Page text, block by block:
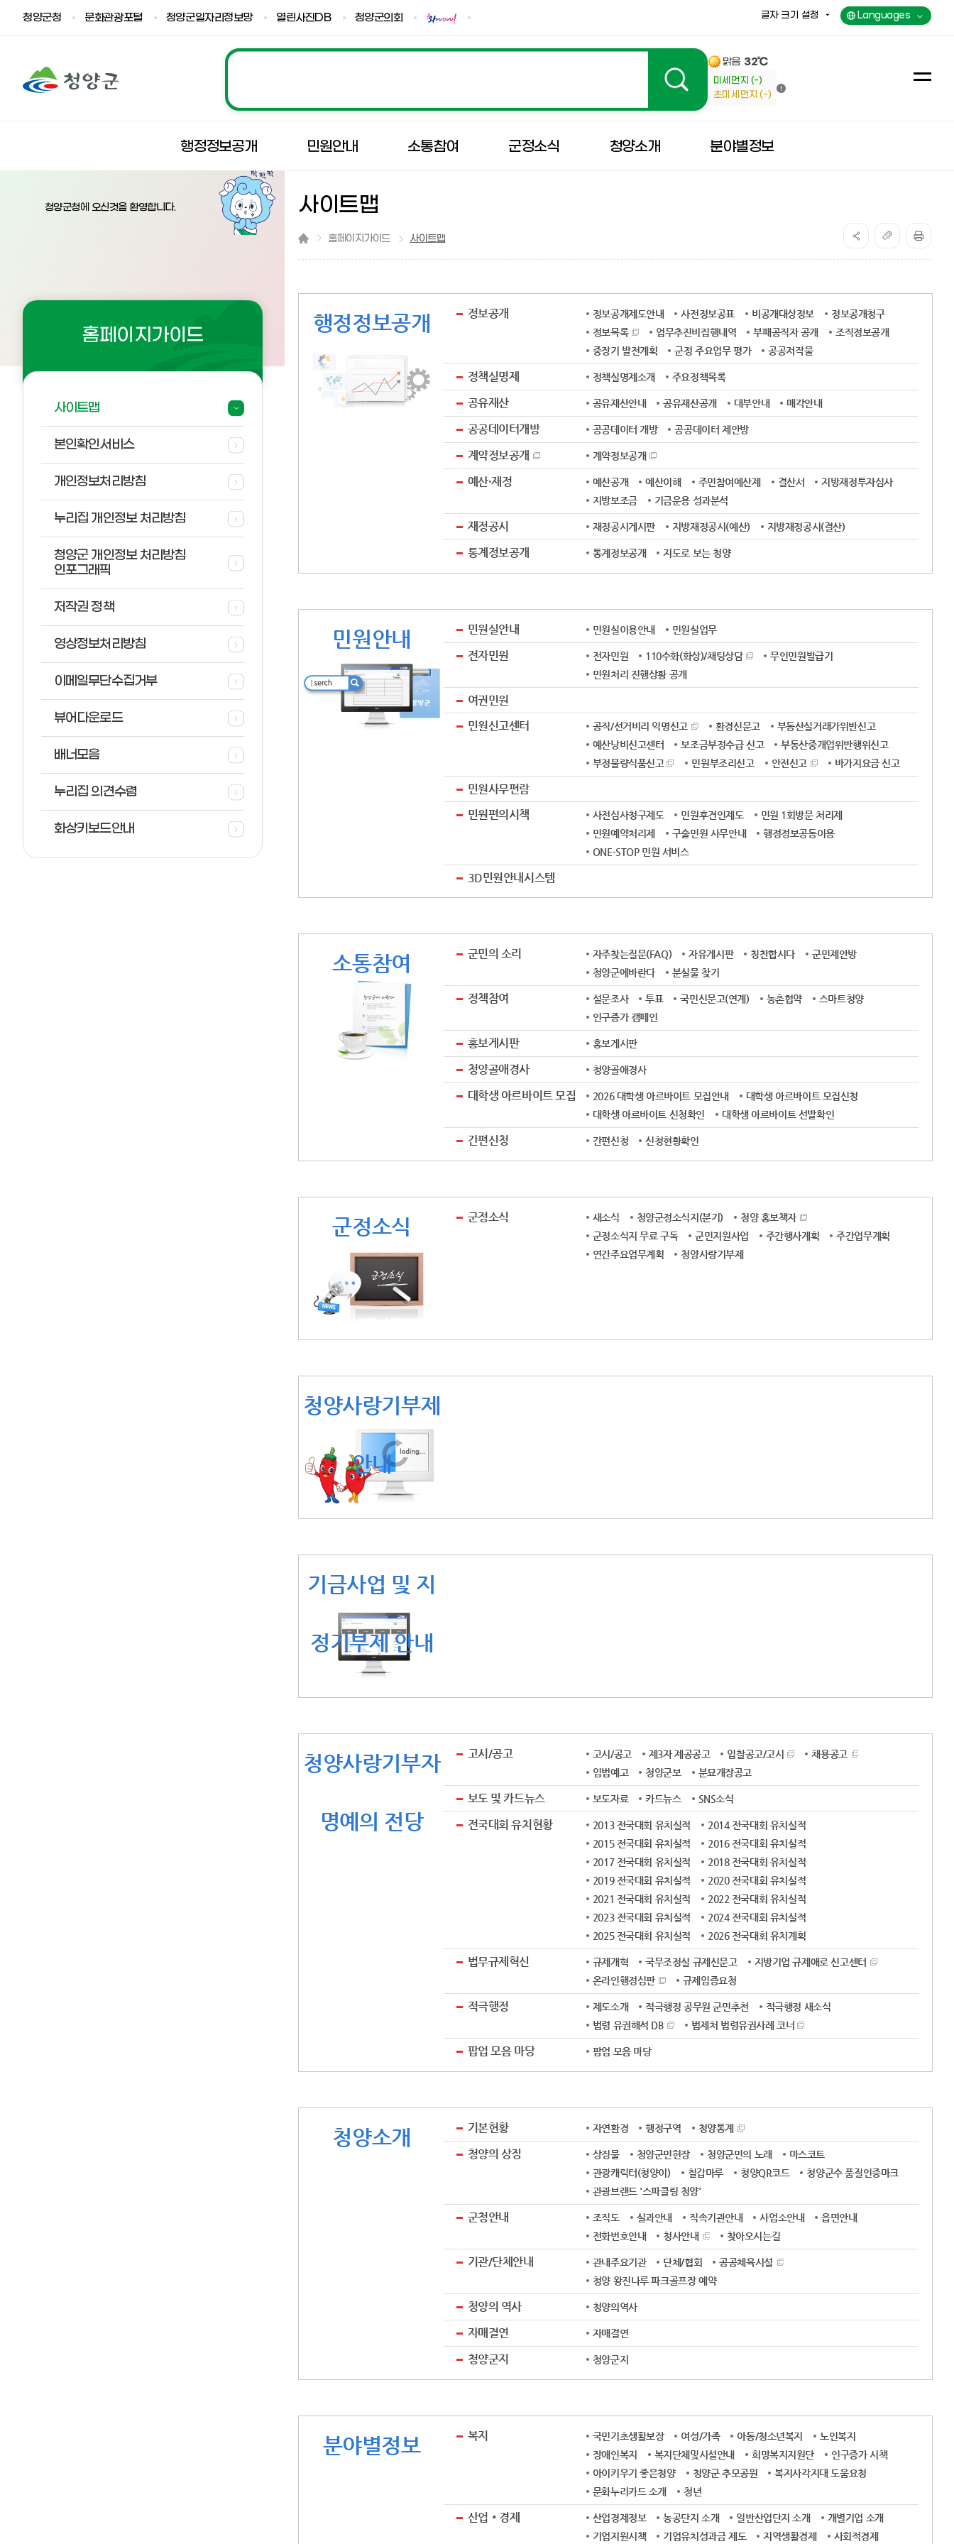
청양군청 문화관광포털 청양군일자리정보망 열린사진DB 청양군의회 글자 크기 설정 Languages
맑음 32℃
미세먼지 (-)
초미세먼지 (-)
행정정보공개 민원안내 소통참여 군정소식 청양소개 분야별정보
청양군청에 오신것을 환영합니다.
홈페이지가이드
사이트맵
본인확인서비스
개인정보처리방침
누리집 개인정보 처리방침
청양군 개인정보 처리방침
인포그래픽
저작권 정책
영상정보처리방침
이메일무단수집거부
뷰어다운로드
배너모음
누리집 의견수렴
화상키보드안내
사이트맵
홈페이지가이드 사이트맵
행정정보공개 정보공개 정보공개제도안내 사전정보공표 비공개대상정보
정보공개청구
정보목록
업무추진비집행내역 부패공직자 공개
조직정보공개
중장기 발전계획
군정 주요업무 평가 공공저작물
정책실명제 정책실명제소개 주요정책목록
공유재산 공유재산안내 공유재산공개 대부안내 매각안내
공공데이터개방 공공데이터 개방 공공데이터 제안방
계약정보공개 계약정보공개
예산·재정 예산공개 예산이해 주민참여예산제 결산서
지방재정투자심사
지방보조금
기금운용 성과분석
재정공시 재정공시게시판 지방재정공시(예산) 지방재정공시(결산)
통계정보공개 통계정보공개 지도로 보는 청양
민원안내 민원실안내 민원실이용안내 민원실업무
전자민원 전자민원 110수화(화상)/채팅상담
무인민원발급기
민원처리 진행상황 공개
여권민원
민원신고센터
공직/선거비리 익명신고 환경신문고
부동산실거래가위반신고
예산낭비신고센터
보조금부정수급 신고
부동산중개업위반행위신고
부정불량식품신고
민원부조리신고 안전신고 바가지요금 신고
민원사무편람
민원편의시책
사전심사청구제도 민원후견인제도
민원 1회방문 처리제
민원예약처리제
구술민원 사무안내
행정정보공동이용
ONE-STOP 민원 서비스
3D민원안내시스템
소통참여 군민의 소리 자주찾는질문(FAQ) 자유게시판 칭찬합시다
군민제안방
청양군에바란다
분실물 찾기
정책참여 설문조사 투표 국민신문고(연계) 농촌협약
스마트청양
인구증가 캠페인
홍보게시판 홍보게시판
청양골애경사 청양골애경사
대학생 아르바이트 모집 2026 대학생 아르바이트 모집안내
대학생 아르바이트 모집신청
대학생 아르바이트 신청확인
대학생 아르바이트 선발확인
간편신청 간편신청 신청현황확인
군정소식 군정소식 새소식 청양군정소식지(분기)
청양 홍보책자
군정소식지 무료 구독
군민지원사업 주간행사계획
주간업무계획
연간주요업무계획
청양사랑기부제
청양사랑기부제
안내
기금사업 및 지
정기부제 안내
청양사랑기부자
명예의 전당
고시/공고 고시/공고 제3자 제공공고 입찰공고/고시
채용공고
입법예고
청양군보 분묘개장공고
보도 및 카드뉴스 보도자료 카드뉴스 SNS소식
전국대회 유치현황 2013 전국대회 유치실적
2014 전국대회 유치실적
2015 전국대회 유치실적
2016 전국대회 유치실적
2017 전국대회 유치실적
2018 전국대회 유치실적
2019 전국대회 유치실적
2020 전국대회 유치실적
2021 전국대회 유치실적
2022 전국대회 유치실적
2023 전국대회 유치실적
2024 전국대회 유치실적
2025 전국대회 유치실적
2026 전국대회 유치계획
법무규제혁신 규제개혁 국무조정실 규제신문고
지방기업 규제애로 신고센터
온라인행정심판
규제입증요청
적극행정 제도소개 적극행정 공무원 군민추천
적극행정 새소식
법령 유권해석 DB
법제처 법령유권사례 코너
팝업 모음 마당 팝업 모음 마당
청양소개 기본현황 자연환경 행정구역 청양통계
청양의 상징 상징물 청양군민헌장 청양군민의 노래
마스코트
관광캐릭터(청양이)
칠갑마루 청양QR코드
청양군수 품질인증마크
관광브랜드 '스파클링 청양'
군청안내 조직도 실과안내 직속기관안내 사업소안내
읍면안내
전화번호안내
청사안내 찾아오시는길
기관/단체안내 관내주요기관 단체/협회
공공체육시설
청양 왕진나루 파크골프장 예약
청양의 역사 청양의역사
자매결연 자매결연
청양군지 청양군지
분야별정보 복지 국민기초생활보장 여성/가족 아동/청소년복지
노인복지
장애인복지
복지단체및시설안내 희망복지지원단
인구증가 시책
아이키우기 좋은청양
청양군 추모공원
복지사각지대 도움요청
문화누리카드 소개
청년
산업‧경제 산업경제정보 농공단지 소개 일반산업단지 소개
개별기업 소개
기업지원시책
기업유치성과금 제도 지역생활경제 사회적경제